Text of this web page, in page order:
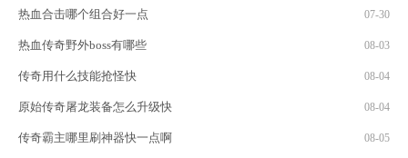
热血合击哪个组合好一点 07-30
热血传奇野外boss有哪些 08-03
传奇用什么技能抢怪快 08-04
原始传奇屠龙装备怎么升级快 08-04
传奇霸主哪里刷神器快一点啊 08-05